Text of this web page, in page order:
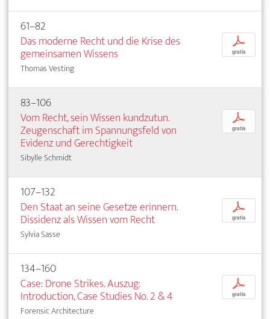
61–82
Das moderne Recht und die Krise des
gemeinsamen Wissens
Thomas Vesting
p
gratis
83–106
Vom Recht, sein Wissen kundzutun.
Zeugenschaft im Spannungsfeld von
Evidenz und Gerechtigkeit
Sibylle Schmidt
p
gratis
107–132
Den Staat an seine Gesetze erinnern.
Dissidenz als Wissen vom Recht
Sylvia Sasse
p
gratis
134–160
Case: Drone Strikes. Auszug:
Introduction, Case Studies No. 2 & 4
Forensic Architecture
p
gratis